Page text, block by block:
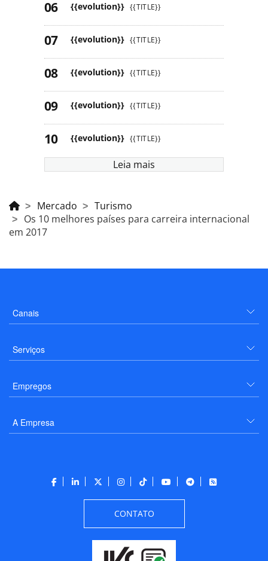
{{evolution}} {{TITLE}}
{{evolution}} {{TITLE}}
{{evolution}} {{TITLE}}
{{evolution}} {{TITLE}}
{{evolution}} {{TITLE}}
Leia mais
Mercado
Turismo
Os 10 melhores países para carreira internacional
em 2017
Canais
Serviços
Empregos
A Empresa
CONTATO